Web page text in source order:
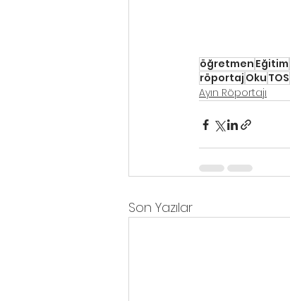
öğretmen Eğitim
röportaj Oku TOS
Ayın Röportajı
Son Yazılar